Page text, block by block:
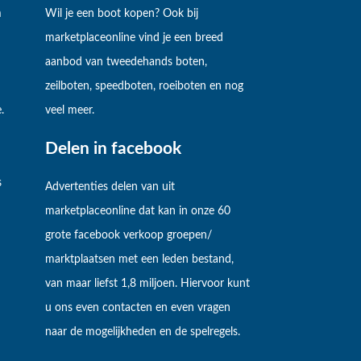
Wil je een boot kopen? Ook bij
marketplaceonline vind je een breed
aanbod van tweedehands boten,
zeilboten, speedboten, roeiboten en nog
veel meer.
Delen in facebook
Advertenties delen van uit
marketplaceonline dat kan in onze 60
grote facebook verkoop groepen/
marktplaatsen met een leden bestand,
van maar liefst 1,8 miljoen. Hiervoor kunt
u ons even contacten en even vragen
naar de mogelijkheden en de spelregels.